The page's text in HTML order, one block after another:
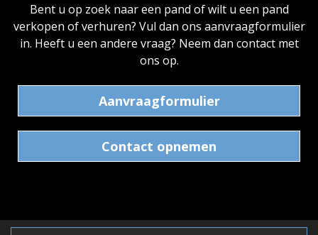
Bent u op zoek naar een pand of wilt u een pand
verkopen of verhuren? Vul dan ons aanvraagformulier
in. Heeft u een andere vraag? Neem dan contact met
ons op.
Aanvraagformulier
Contact opnemen